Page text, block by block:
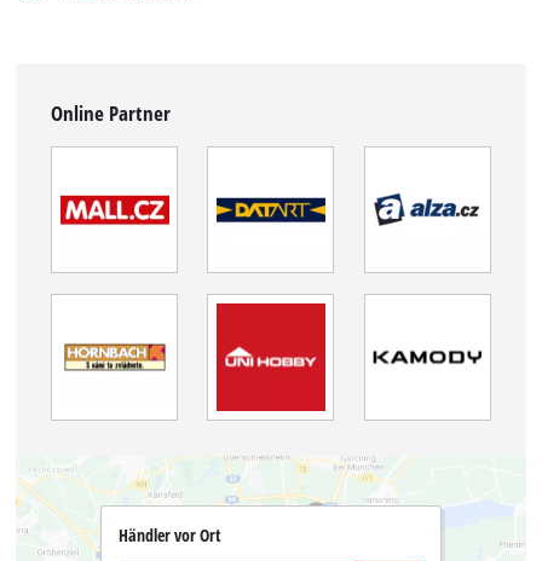
Online Partner
Händler vor Ort